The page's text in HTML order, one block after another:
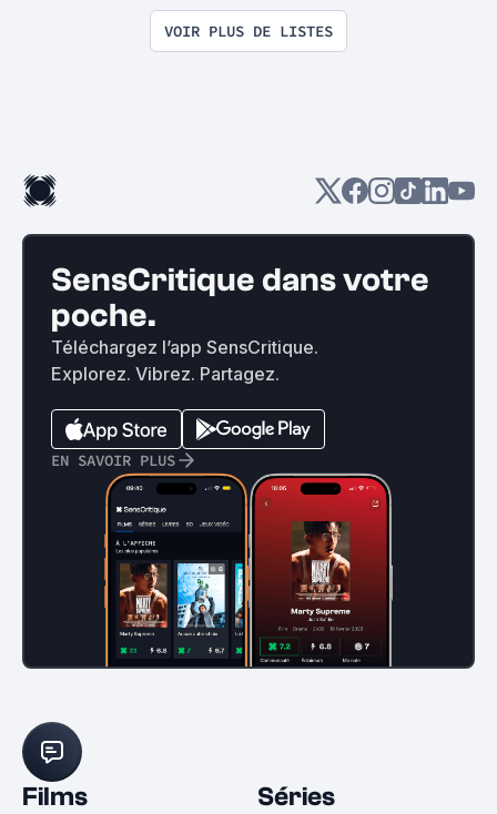
VOIR PLUS DE LISTES
SensCritique dans votre
poche.
Téléchargez l’app SensCritique.
Explorez. Vibrez. Partagez.
EN SAVOIR PLUS
Films Séries